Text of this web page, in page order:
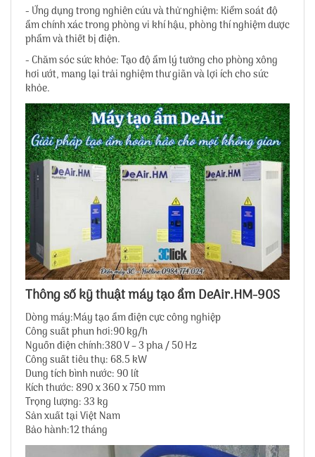
- Ứng dụng trong nghiên cứu và thử nghiệm: Kiểm soát độ
ẩm chính xác trong phòng vi khí hậu, phòng thí nghiệm dược
phẩm và thiết bị điện.
- Chăm sóc sức khỏe: Tạo độ ẩm lý tưởng cho phòng xông
hơi ướt, mang lại trải nghiệm thư giãn và lợi ích cho sức
khỏe.
Thông số kỹ thuật máy tạo ẩm DeAir.HM-90S
Dòng máy:Máy tạo ẩm điện cực công nghiệp
Công suất phun hơi:90 kg/h
Nguồn điện chính:380 V – 3 pha / 50 Hz
Công suất tiêu thụ: 68.5 kW
Dung tích bình nước: 90 lít
Kích thước: 890 x 360 x 750 mm
Trọng lượng: 33 kg
Sản xuất tại Việt Nam
Bảo hành:12 tháng